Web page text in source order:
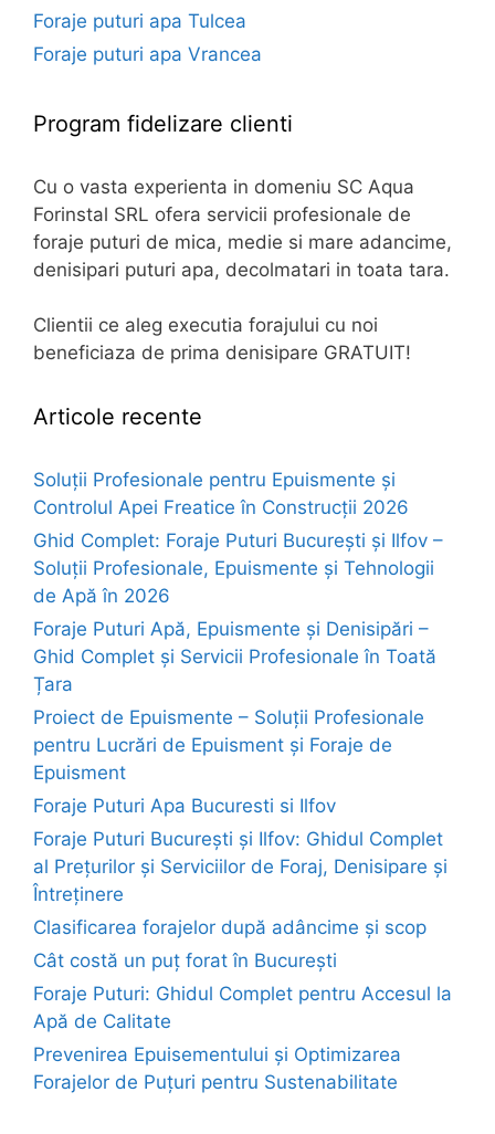
Foraje puturi apa Tulcea
Foraje puturi apa Vrancea
Program fidelizare clienti
Cu o vasta experienta in domeniu SC Aqua
Forinstal SRL ofera servicii profesionale de
foraje puturi de mica, medie si mare adancime,
denisipari puturi apa, decolmatari in toata tara.
Clientii ce aleg executia forajului cu noi
beneficiaza de prima denisipare GRATUIT!
Articole recente
Soluții Profesionale pentru Epuismente și
Controlul Apei Freatice în Construcții 2026
Ghid Complet: Foraje Puturi București și Ilfov –
Soluții Profesionale, Epuismente și Tehnologii
de Apă în 2026
Foraje Puturi Apă, Epuismente și Denisipări –
Ghid Complet și Servicii Profesionale în Toată
Țara
Proiect de Epuismente – Soluții Profesionale
pentru Lucrări de Epuisment și Foraje de
Epuisment
Foraje Puturi Apa Bucuresti si Ilfov
Foraje Puturi București și Ilfov: Ghidul Complet
al Prețurilor și Serviciilor de Foraj, Denisipare și
Întreținere
Clasificarea forajelor după adâncime și scop
Cât costă un puț forat în București
Foraje Puturi: Ghidul Complet pentru Accesul la
Apă de Calitate
Prevenirea Epuisementului și Optimizarea
Forajelor de Puțuri pentru Sustenabilitate